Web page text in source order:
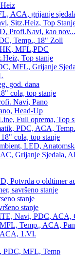
ACA, grijanje
Sitz.Heiz, Top
Profi.Navi, kao nov...
Temp., 18" Zoll
MFL,PDC
Top stanje
MFL, Grijanje
god. dana
cola, top stanje
Navi, Pano
Head-Up
Full oprema, Top
PDC, ACA,
cola, top stanje
LED,
Grijanje Sjedala,
Potvrda o oldtimer
savršeno stanje
stanje
stanje
Navi, PDC, ACA,
Temp., ACA,
1.Vl.
PDC, MFL, Temp